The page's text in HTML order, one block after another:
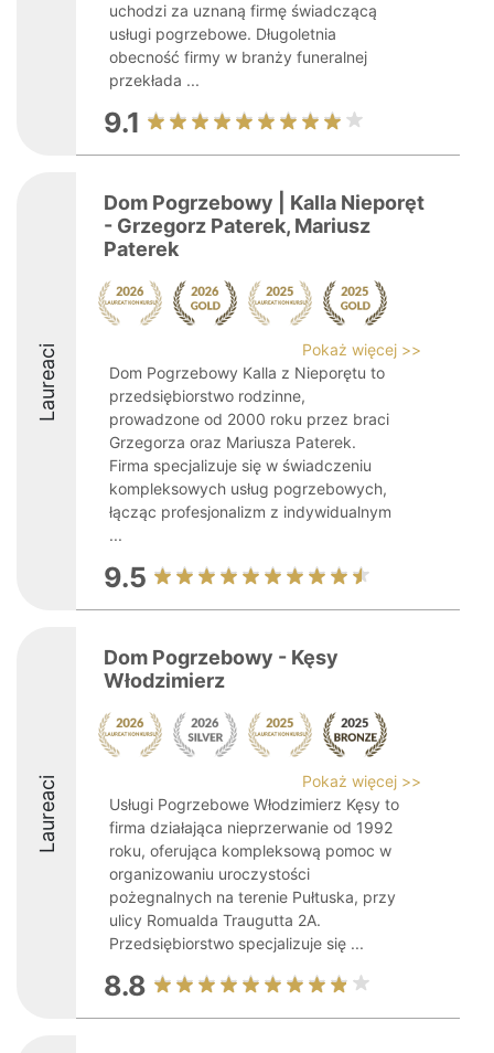
uchodzi za uznaną firmę świadczącą
usługi pogrzebowe. Długoletnia
obecność firmy w branży funeralnej
przekłada ...
9.1
Laureaci
Dom Pogrzebowy | Kalla Nieporęt
- Grzegorz Paterek, Mariusz
Paterek
Pokaż więcej >>
Dom Pogrzebowy Kalla z Nieporętu to
przedsiębiorstwo rodzinne,
prowadzone od 2000 roku przez braci
Grzegorza oraz Mariusza Paterek.
Firma specjalizuje się w świadczeniu
kompleksowych usług pogrzebowych,
łącząc profesjonalizm z indywidualnym
...
9.5
Laureaci
Dom Pogrzebowy - Kęsy
Włodzimierz
Pokaż więcej >>
Usługi Pogrzebowe Włodzimierz Kęsy to
firma działająca nieprzerwanie od 1992
roku, oferująca kompleksową pomoc w
organizowaniu uroczystości
pożegnalnych na terenie Pułtuska, przy
ulicy Romualda Traugutta 2A.
Przedsiębiorstwo specjalizuje się ...
8.8